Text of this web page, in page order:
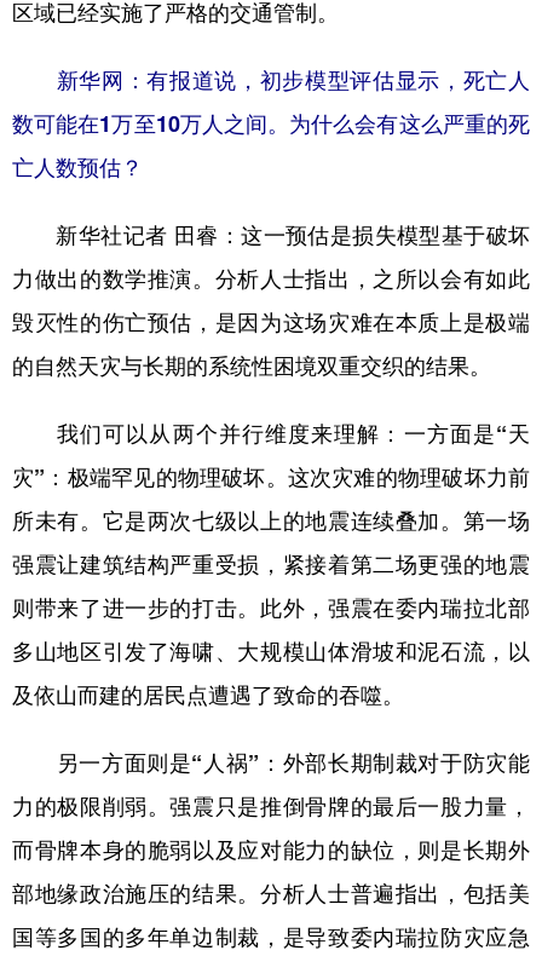
区域已经实施了严格的交通管制。
新华网：有报道说，初步模型评估显示，死亡人
数可能在1万至10万人之间。为什么会有这么严重的死
亡人数预估？
新华社记者 田睿：这一预估是损失模型基于破坏
力做出的数学推演。分析人士指出，之所以会有如此
毁灭性的伤亡预估，是因为这场灾难在本质上是极端
的自然天灾与长期的系统性困境双重交织的结果。
我们可以从两个并行维度来理解： 一方面是“天
灾”：极端罕见的物理破坏。 这次灾难的物理破坏力前
所未有。它是两次七级以上的地震连续叠加。第一场
强震让建筑结构严重受损，紧接着第二场更强的地震
则带来了进一步的打击。此外， 强震在委内瑞拉北部
多山地区引发了海啸、大规模山体滑坡和泥石流，以
及依山而建的居民点遭遇了致命的吞噬。
另一方面则是“人祸”：外部长期制裁对于防灾能
力的极限削弱。强震只是推倒骨牌的最后一股力量，
而骨牌本身的脆弱以及应对能力的缺位，则是长期外
部地缘政治施压的结果。 分析人士普遍指出，包括美
国等多国的多年单边制裁，是导致委内瑞拉防灾应急